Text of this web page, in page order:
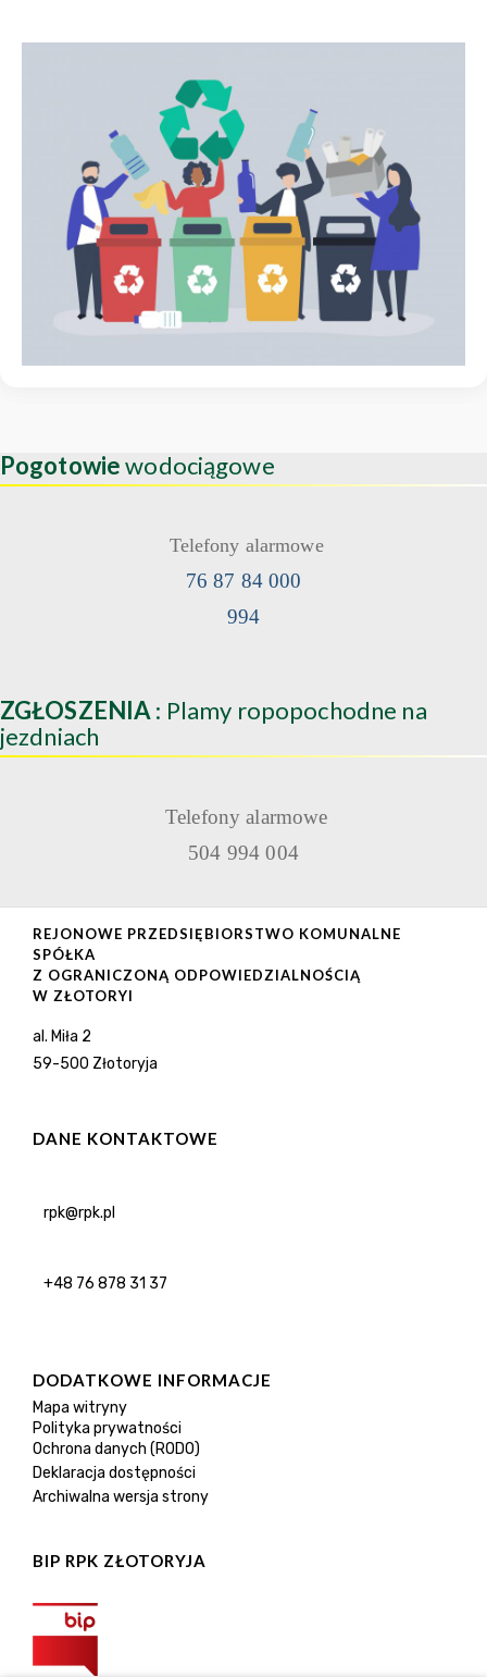
Pogotowiewodociągowe
Telefony alarmowe
76 87 84 000
994
ZGŁOSZENIA : Plamy ropopochodne na
jezdniach
Telefony alarmowe
504 994 004
REJONOWE PRZEDSIĘBIORSTWO KOMUNALNE
SPÓŁKA
Z OGRANICZONĄ ODPOWIEDZIALNOŚCIĄ
W ZŁOTORYI
al. Miła 2
59-500 Złotoryja
DANE KONTAKTOWE
rpk@rpk.pl
+48 76 878 31 37
DODATKOWE INFORMACJE
Mapa witryny
Polityka prywatności
Ochrona danych (RODO)
Deklaracja dostępności
Archiwalna wersja strony
BIP RPK ZŁOTORYJA